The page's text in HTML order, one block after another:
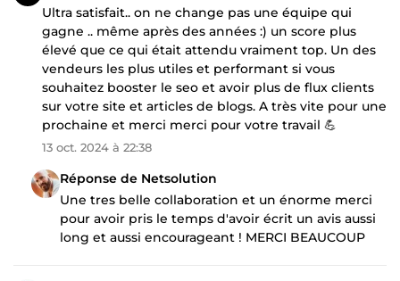
Ultra satisfait.. on ne change pas une équipe qui
gagne .. même après des années :) un score plus
élevé que ce qui était attendu vraiment top. Un des
vendeurs les plus utiles et performant si vous
souhaitez booster le seo et avoir plus de flux clients
sur votre site et articles de blogs. A très vite pour une
prochaine et merci merci pour votre travail 💪
13 oct. 2024 à 22:38
Réponse de Netsolution
Une tres belle collaboration et un énorme merci
pour avoir pris le temps d'avoir écrit un avis aussi
long et aussi encourageant ! MERCI BEAUCOUP